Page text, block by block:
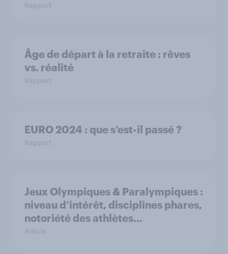
Rapport
Âge de départ à la retraite : rêves
vs. réalité
Rapport
EURO 2024 : que s’est-il passé ?
Rapport
Jeux Olympiques & Paralympiques :
niveau d’intérêt, disciplines phares,
notoriété des athlètes…
Article